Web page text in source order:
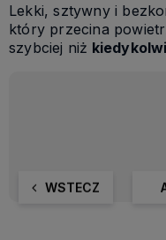
Lekki, sztywny i
który przecina
szybciej niż
WSTECZ